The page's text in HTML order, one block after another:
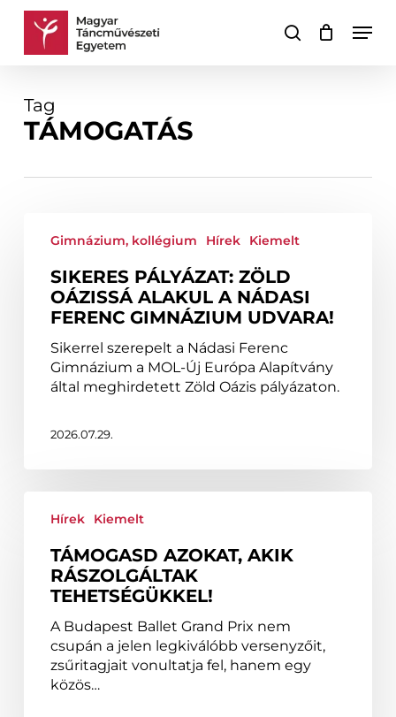
Skip
keresés
Kosár Kosár
Tag
TÁMOGATÁS
pályázat:
Oázissá
alakul
Nádasi
Ferenc
Gimnázium
udvara!
Gimnázium, kollégium Hírek Kiemelt
SIKERES PÁLYÁZAT: ZÖLD
OÁZISSÁ ALAKUL A NÁDASI
FERENC GIMNÁZIUM UDVARA!
Sikerrel szerepelt a Nádasi Ferenc
Gimnázium a MOL-Új Európa Alapítvány
által meghirdetett Zöld Oázis pályázaton.
2026.07.29.
azokat,
rászolgáltak
tehetségükkel!
Hírek Kiemelt
TÁMOGASD AZOKAT, AKIK
RÁSZOLGÁLTAK
TEHETSÉGÜKKEL!
A Budapest Ballet Grand Prix nem
csupán a jelen legkiválóbb versenyzőit,
zsűritagjait vonultatja fel, hanem egy
közös…